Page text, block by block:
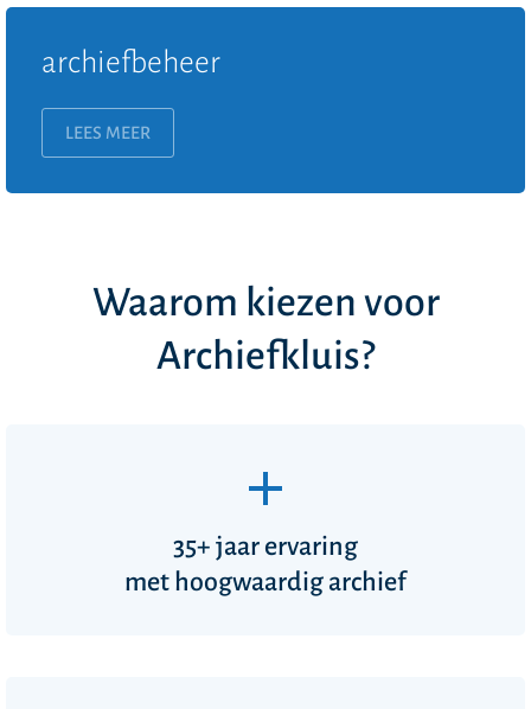
archiefbeheer
LEES MEER
Waarom kiezen voor
Archiefkluis?
35+ jaar ervaring
met hoogwaardig archief